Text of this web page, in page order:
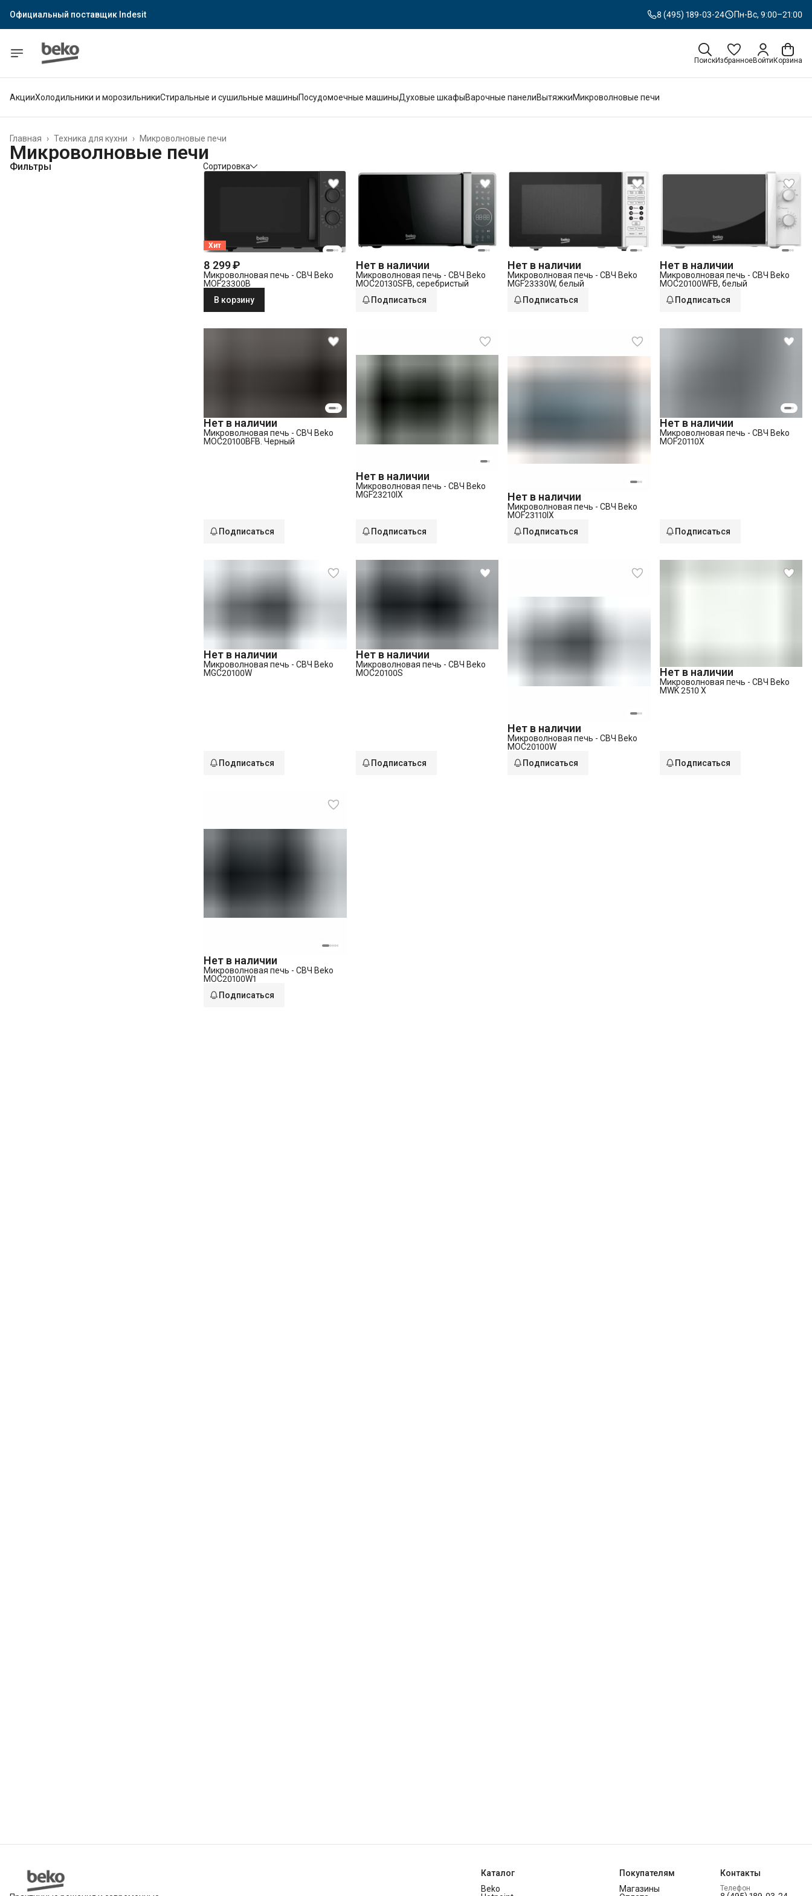
Официальный поставщик Indesit
Официальный поставщик Hotpoint
8 (495) 189-03-24 Пн-Вс, 9:00–21:00
ПоискИзбранноеВойти Корзина
АкцииХолодильники и морозильникиСтиральные и сушильные машиныПосудомоечные машиныДуховые шкафыВарочные панелиВытяжкиМикроволновые печи
Микроволновые печи
Техника для кухни ›
Главная ›
Микроволновые печи
Фильтры Сортировка
Хит
8 299 ₽
Микроволновая печь - СВЧ Beko
MOF23300B
В корзину
Нет в наличии
Микроволновая печь - СВЧ Beko
MOC20130SFB, серебристый
Подписаться
Нет в наличии
Микроволновая печь - СВЧ Beko
MGF23330W, белый
Подписаться
Нет в наличии
Микроволновая печь - СВЧ Beko
MOC20100WFB, белый
Подписаться
Нет в наличии
Микроволновая печь - СВЧ Beko
MOC20100BFB. Черный
Подписаться
Нет в наличии
Микроволновая печь - СВЧ Beko
MGF23210IX
Подписаться
Нет в наличии
Микроволновая печь - СВЧ Beko
MOF23110IX
Подписаться
Нет в наличии
Микроволновая печь - СВЧ Beko
MOF20110X
Подписаться
Нет в наличии
Микроволновая печь - СВЧ Beko
MGC20100W
Подписаться
Нет в наличии
Микроволновая печь - СВЧ Beko
MOC20100S
Подписаться
Нет в наличии
Микроволновая печь - СВЧ Beko
MOC20100W
Подписаться
Нет в наличии
Микроволновая печь - СВЧ Beko
MWK 2510 X
Подписаться
Нет в наличии
Микроволновая печь - СВЧ Beko
MOC20100W1
Подписаться
Каталог
Beko
Покупателям
Магазины
Контакты
Телефон